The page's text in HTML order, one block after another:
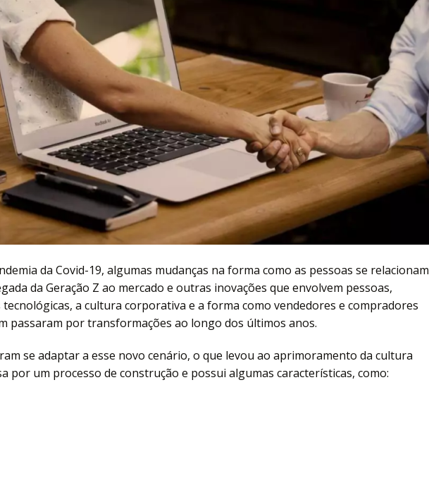
da Covid-19, algumas mudanças na forma como as pessoas se relacionam
da Geração Z ao mercado e outras inovações que envolvem pessoas,
tecnológicas, a cultura corporativa e a forma como vendedores e compradores
passaram por transformações ao longo dos últimos anos.
se adaptar a esse novo cenário, o que levou ao aprimoramento da cultura
por um processo de construção e possui algumas características, como: